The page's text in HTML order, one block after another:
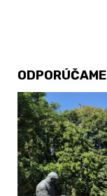
ODPORÚČAME